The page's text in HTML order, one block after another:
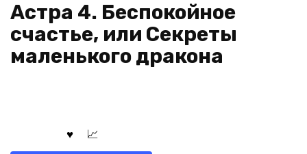
Астра 4. Беспокойное
счастье, или Секреты
маленького дракона